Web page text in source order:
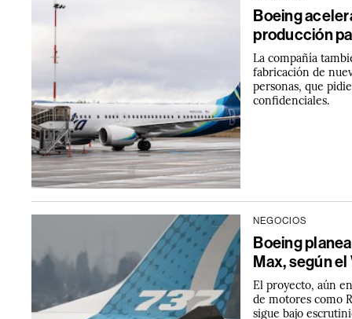
Boeing
producción
La compañía
fabricación de
personas, que
confidenciales.
NEGOCIOS
Boeing
Max, según el
El proyecto, aún
de motores como
sigue bajo